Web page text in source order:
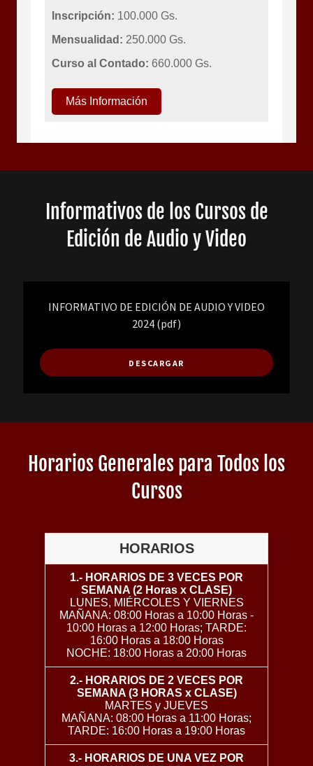
Informativos de los Cursos de
Edición de Audio y Video
INFORMATIVO DE EDICIÓN DE AUDIO Y VIDEO
2024 (pdf)
DESCARGAR
Horarios Generales para Todos los
Cursos